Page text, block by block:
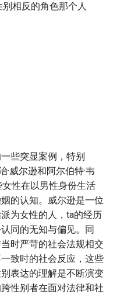
相反的角色那个人
些突显案例，特别
·威尔逊和阿尔伯特·韦
性在以男性身份生活
的认知。威尔逊是一位
为女性的人，ta的经历
同的无知与偏见。同
时严苛的社会法规相交
致时的社会反应，这些
表达的理解是不断演变
性别者在面对法律和社